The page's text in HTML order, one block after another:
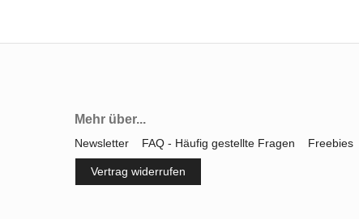
Mehr über...
Newsletter FAQ - Häufig gestellte Fragen Freebies
Vertrag widerrufen